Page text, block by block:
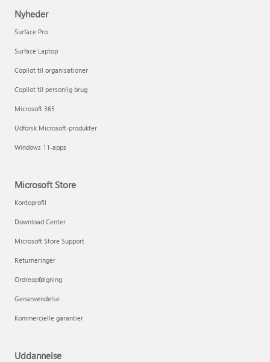
Nyheder
Surface Pro
Surface Laptop
Copilot til organisationer
Copilot til personlig brug
Microsoft 365
Udforsk Microsoft-produkter
Windows 11-apps
Microsoft Store
Kontoprofil
Download Center
Microsoft Store Support
Returneringer
Ordreopfølgning
Genanvendelse
Kommercielle garantier
Uddannelse